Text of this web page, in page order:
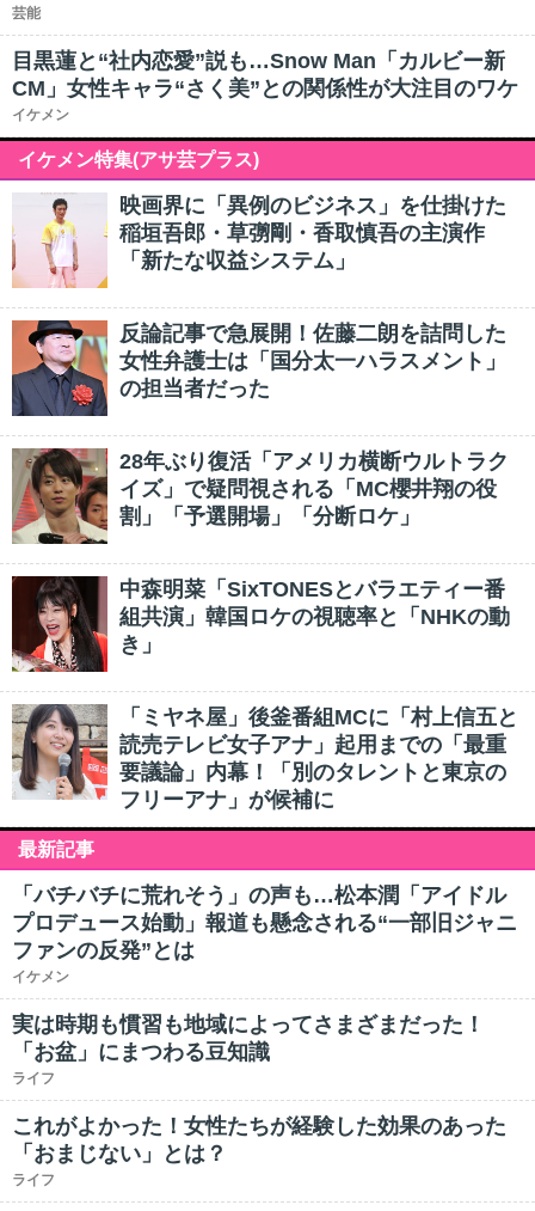
芸能
目黒蓮と“社内恋愛”説も…Snow Man「カルビー新
CM」女性キャラ“さく美”との関係性が大注目のワケ
イケメン
イケメン特集(アサ芸プラス)
映画界に「異例のビジネス」を仕掛けた
稲垣吾郎・草彅剛・香取慎吾の主演作
「新たな収益システム」
反論記事で急展開！佐藤二朗を詰問した
女性弁護士は「国分太一ハラスメント」
の担当者だった
28年ぶり復活「アメリカ横断ウルトラク
イズ」で疑問視される「MC櫻井翔の役
割」「予選開場」「分断ロケ」
中森明菜「SixTONESとバラエティー番
組共演」韓国ロケの視聴率と「NHKの動
き」
「ミヤネ屋」後釜番組MCに「村上信五と
読売テレビ女子アナ」起用までの「最重
要議論」内幕！「別のタレントと東京の
フリーアナ」が候補に
最新記事
「バチバチに荒れそう」の声も…松本潤「アイドル
プロデュース始動」報道も懸念される“一部旧ジャニ
ファンの反発”とは
イケメン
実は時期も慣習も地域によってさまざまだった！
「お盆」にまつわる豆知識
ライフ
これがよかった！女性たちが経験した効果のあった
「おまじない」とは？
ライフ